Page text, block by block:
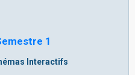
1
Interactifs